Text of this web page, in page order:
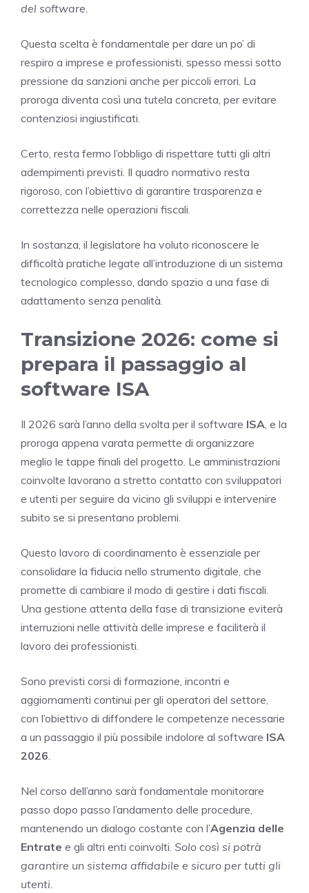
del software.
Questa scelta è fondamentale per dare un po’ di
respiro a imprese e professionisti, spesso messi sotto
pressione da sanzioni anche per piccoli errori. La
proroga diventa così una tutela concreta, per evitare
contenziosi ingiustificati.
Certo, resta fermo l’obbligo di rispettare tutti gli altri
adempimenti previsti. Il quadro normativo resta
rigoroso, con l’obiettivo di garantire trasparenza e
correttezza nelle operazioni fiscali.
In sostanza, il legislatore ha voluto riconoscere le
difficoltà pratiche legate all’introduzione di un sistema
tecnologico complesso, dando spazio a una fase di
adattamento senza penalità.
Transizione 2026: come si
prepara il passaggio al
software ISA
Il 2026 sarà l’anno della svolta per il software ISA , e la
proroga appena varata permette di organizzare
meglio le tappe finali del progetto. Le amministrazioni
coinvolte lavorano a stretto contatto con sviluppatori
e utenti per seguire da vicino gli sviluppi e intervenire
subito se si presentano problemi.
Questo lavoro di coordinamento è essenziale per
consolidare la fiducia nello strumento digitale, che
promette di cambiare il modo di gestire i dati fiscali.
Una gestione attenta della fase di transizione eviterà
interruzioni nelle attività delle imprese e faciliterà il
lavoro dei professionisti.
Sono previsti corsi di formazione, incontri e
aggiornamenti continui per gli operatori del settore,
con l’obiettivo di diffondere le competenze necessarie
a un passaggio il più possibile indolore al software ISA
2026
Nel corso dell’anno sarà fondamentale monitorare
passo dopo passo l’andamento delle procedure,
mantenendo un dialogo costante con l’Agenzia delle
Entrate e gli altri enti coinvolti. Solo così si potrà
garantire un sistema affidabile e sicuro per tutti gli
utenti.